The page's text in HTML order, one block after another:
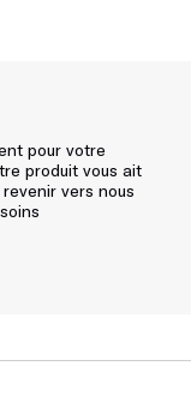
pour votre
produit vous ait
vers nous